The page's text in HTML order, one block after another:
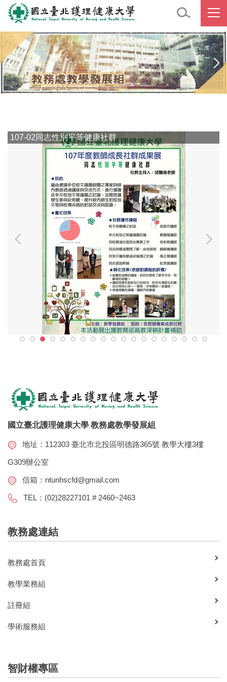
跳
到
主
內
容
區
107-02同志性別平等健康社群
國立臺北護理健康大學 教務處教學發展組
地址：112303 臺北市北投區明德路365號 教學大樓3樓
G309辦公室
信箱： ntunhscfd@gmail.com
TEL：(02)28227101 # 2460~2463
教務處連結
教務處首頁
教學業務組
註冊組
學術服務組
智財權專區